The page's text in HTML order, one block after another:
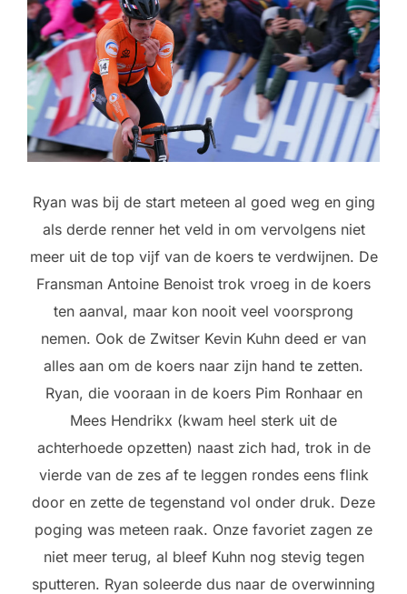
Ryan was bij de start meteen al goed weg en ging
als derde renner het veld in om vervolgens niet
meer uit de top vijf van de koers te verdwijnen. De
Fransman Antoine Benoist trok vroeg in de koers
ten aanval, maar kon nooit veel voorsprong
nemen. Ook de Zwitser Kevin Kuhn deed er van
alles aan om de koers naar zijn hand te zetten.
Ryan, die vooraan in de koers Pim Ronhaar en
Mees Hendrikx (kwam heel sterk uit de
achterhoede opzetten) naast zich had, trok in de
vierde van de zes af te leggen rondes eens flink
door en zette de tegenstand vol onder druk. Deze
poging was meteen raak. Onze favoriet zagen ze
niet meer terug, al bleef Kuhn nog stevig tegen
sputteren. Ryan soleerde dus naar de overwinning